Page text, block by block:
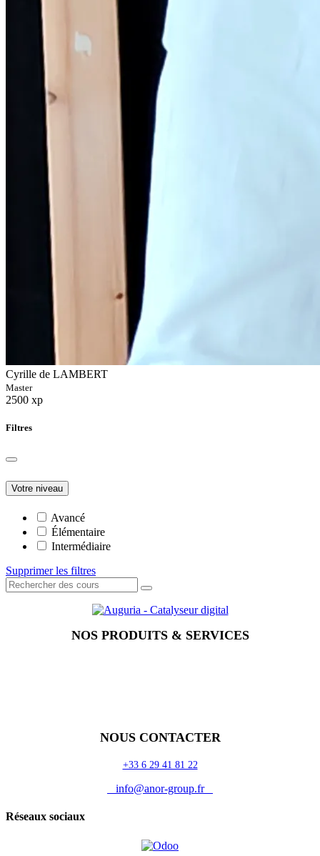
Cyrille de LAMBERT
Master
2500 xp
Filtres
Votre niveau
Avancé
Élémentaire
Intermédiaire
Supprimer les filtres
NOS PRODUITS & SERVICES
NOUS CONTACTER
+33 6 29 41 81 22
info@anor-group.fr
Réseaux sociaux